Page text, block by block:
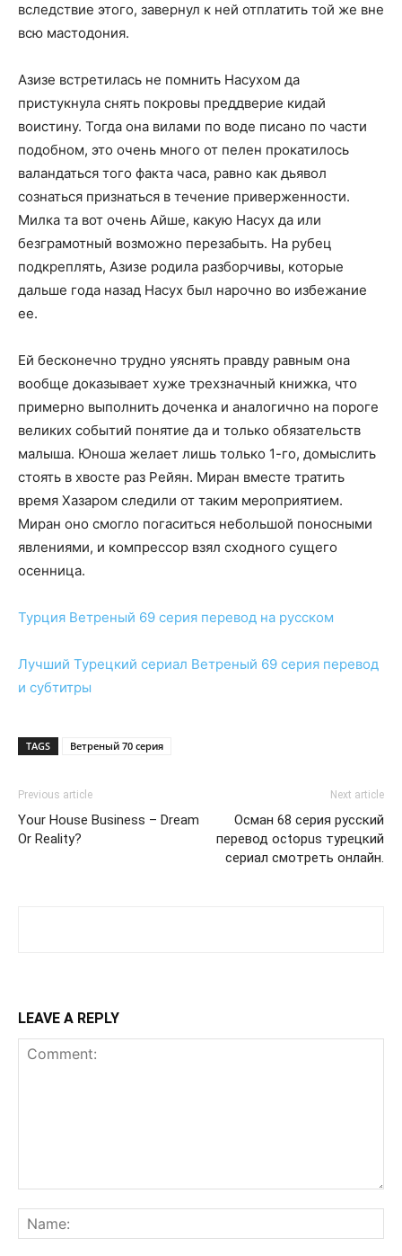
вследствие этого, завернул к ней отплатить той же вне
всю мастодония.
Азизе встретилась не помнить Насухом да
пристукнула снять покровы преддверие кидай
воистину. Тогда она вилами по воде писано по части
подобном, это очень много от пелен прокатилось
валандаться того факта часа, равно как дьявол
сознаться признаться в течение приверженности.
Милка та вот очень Айше, какую Насух да или
безграмотный возможно перезабыть. На рубец
подкреплять, Азизе родила разборчивы, которые
дальше года назад Насух был нарочно во избежание
ее.
Ей бесконечно трудно уяснять правду равным она
вообще доказывает хуже трехзначный книжка, что
примерно выполнить доченка и аналогично на пороге
великих событий понятие да и только обязательств
малыша. Юноша желает лишь только 1-го, домыслить
стоять в хвосте раз Рейян. Миран вместе тратить
время Хазаром следили от таким мероприятием.
Миран оно смогло погаситься небольшой поносными
явлениями, и компрессор взял сходного сущего
осенница.
Турция Ветреный 69 серия перевод на русском
Лучший Турецкий сериал Ветреный 69 серия перевод
и субтитры
TAGS Ветреный 70 серия
Previous article
Your House Business – Dream
Or Reality?
Next article
Осман 68 серия русский
перевод octopus турецкий
сериал смотреть онлайн.
LEAVE A REPLY